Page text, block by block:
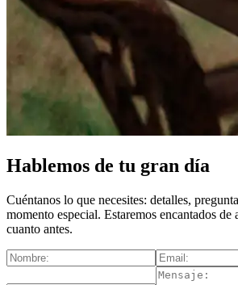
Hablemos de tu gran día
Cuéntanos lo que necesites: detalles,
momento especial. Estaremos encantados de
cuanto antes.